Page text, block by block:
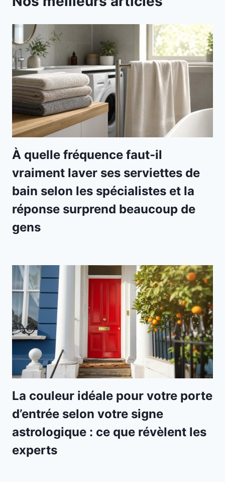
À quelle fréquence faut-il
vraiment laver ses serviettes de
bain selon les spécialistes et la
réponse surprend beaucoup de
gens
La couleur idéale pour votre porte
d’entrée selon votre signe
astrologique : ce que révèlent les
experts